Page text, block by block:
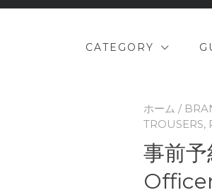
CATEGORY
ホーム /
TROUSERS,
事前